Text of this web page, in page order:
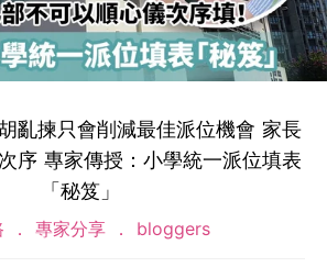
亂揀只會削減最佳派位機會 家長
序 專家傳授：小學統一派位填表
「秘笈」
專家分享 bloggers